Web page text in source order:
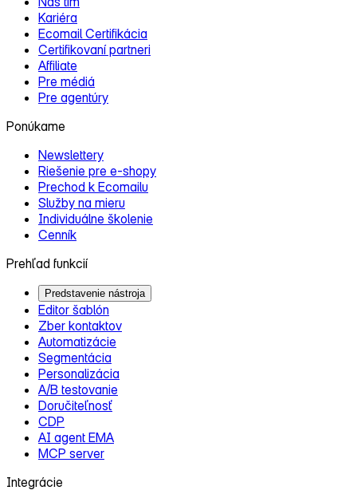
Kariéra
Ecomail Certifikácia
Certifikovaní partneri
Affiliate
Pre médiá
Pre agentúry
Ponúkame
Newslettery
Riešenie pre e‑shopy
Prechod k Ecomailu
Služby na mieru
Individuálne školenie
Cenník
Prehľad funkcií
Predstavenie nástroja
Editor šablón
Zber kontaktov
Automatizácie
Segmentácia
Personalizácia
A/B testovanie
Doručiteľnosť
CDP
AI agent EMA
MCP server
Integrácie